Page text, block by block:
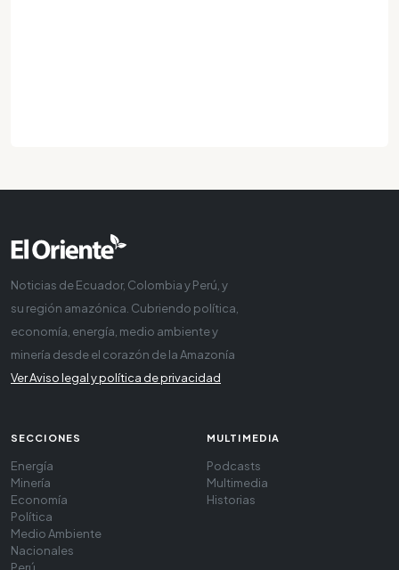
Noticias de Ecuador, Colombia y Perú, y
su región amazónica. Cubriendo política,
economía, energía, medio ambiente y
minería desde el corazón de la Amazonía
Ver Aviso legal y política de privacidad
SECCIONES
Energía
Minería
Economía
Política
Medio Ambiente
Nacionales
MULTIMEDIA
Podcasts
Multimedia
Historias